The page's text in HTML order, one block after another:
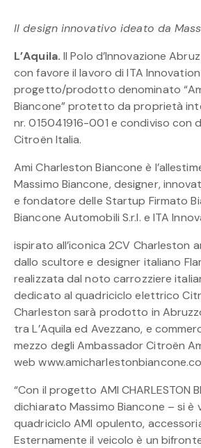
Il design innovativo ideato da
L’Aquila. Il Polo d’Innovazione
con favore il lavoro di ITA
progetto/prodotto denominato
Biancone” protetto da proprietà
nr. 015041916-001 e condiviso con
Citroën Italia.
Ami Charleston Biancone è
Massimo Biancone, designer,
e fondatore delle Startup Firmato
Biancone Automobili S.r.l. e ITA
ispirato all’iconica 2CV Charleston
dallo scultore e designer italiano
realizzata dal noto carrozziere
dedicato al quadriciclo elettrico
Charleston sarà prodotto in
tra L’Aquila ed Avezzano, e
mezzo degli Ambassador Citroën
web
“Con il progetto AMI CHARLESTON
dichiarato Massimo Biancone – si è
quadriciclo AMI opulento,
Esternamente il veicolo è un